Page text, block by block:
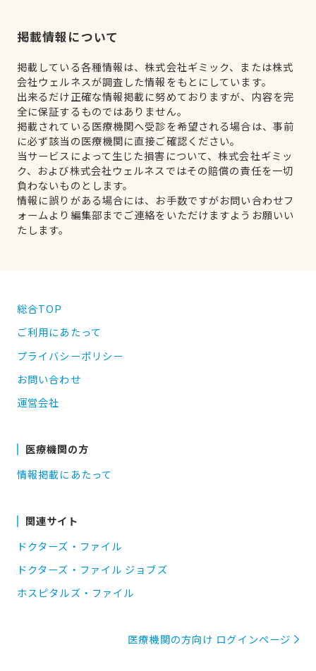
掲載情報について
掲載している各種情報は、株式会社ギミック、または株式
会社ウェルネスが調査した情報をもとにしています。
出来るだけ正確な情報掲載に努めておりますが、内容を完
全に保証するものではありません。
掲載されている医療機関へ受診を希望される場合は、事前
に必ず該当の医療機関に直接ご確認ください。
当サービスによって生じた損害について、株式会社ギミッ
ク、および株式会社ウェルネスではその賠償の責任を一切
負わないものとします。
情報に誤りがある場合には、お手数ですがお問い合わせフ
ォームより編集部までご連絡をいただけますようお願いい
たします。
総合TOP
ご利用にあたって
プライバシーポリシー
お問い合わせ
運営会社
医療機関の方
情報掲載にあたって
関連サイト
ドクターズ・ファイル
ドクターズ・ファイル ジョブズ
ホスピタルズ・ファイル
医療機関の方向け ログインページ